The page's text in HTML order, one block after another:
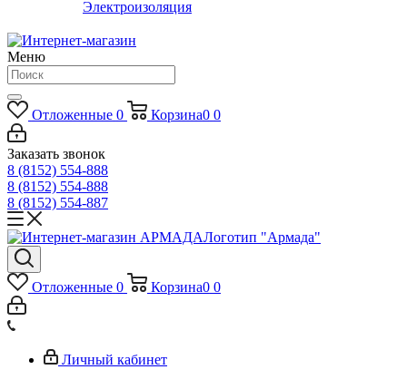
Электроизоляция
Меню
Отложенные 0 Корзина0 0
Заказать звонок
8 (8152) 554-888
8 (8152) 554-888
8 (8152) 554-887
Логотип "Армада"
Отложенные 0 Корзина0 0
Личный кабинет